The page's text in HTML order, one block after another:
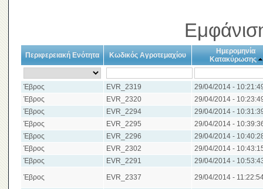
Περιφερειακή Ενότητα Κωδικός Αγροτεμαχίου
Ημερομηνία
Κατακύρωσης
Έβρος EVR_2319
29/04/2014 -
Έβρος
EVR_2320
29/04/2014 -
Έβρος
EVR_2294
29/04/2014 -
Έβρος
EVR_2295
29/04/2014 -
Έβρος
EVR_2296
29/04/2014 -
Έβρος
EVR_2302
29/04/2014 -
Έβρος
EVR_2291
29/04/2014 -
Έβρος
EVR_2337
29/04/2014 -